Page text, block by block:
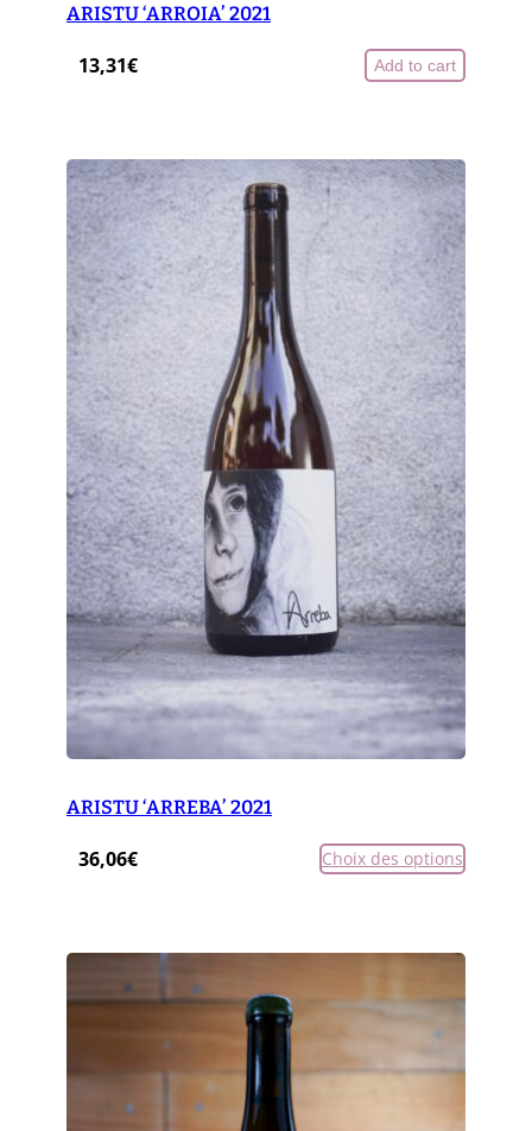
ARISTU ‘ARROIA’ 2021
13,31€ Add to cart
ARISTU ‘ARREBA’ 2021
36,06€ Choix des options